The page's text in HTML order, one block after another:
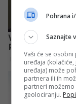
Pohrana
Saznajte
Vaši će se
uređaja
uređaja) može
partnera ili ih
partneri
geolociranju.